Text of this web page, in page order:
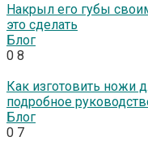
Накрыл его губы
это сделать
Блог
0 8
Как изготовить ножи
подробное
Блог
0 7